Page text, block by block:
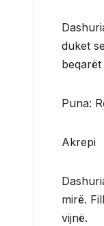
duket
Puna:
Akrepi
mirë.
vijnë.